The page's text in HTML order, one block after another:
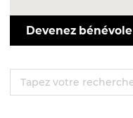
Devenez bénévole